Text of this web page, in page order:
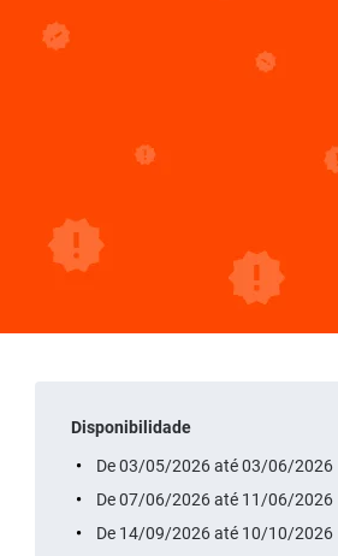
Disponibilidade
De 03/05/2026 até 03/06/2026
De 07/06/2026 até 11/06/2026
De 14/09/2026 até 10/10/2026